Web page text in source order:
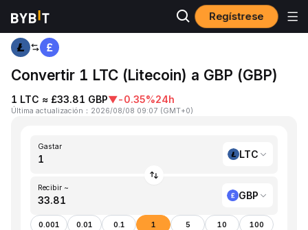
Regístrese
Inicio LTC to GBP
Convertir 1 LTC (Litecoin) a GBP (GBP)
1 LTC ≈ £33.81 GBP▼-0.35%24h
Última actualización ： 2026/08/08 09:07 (GMT+0)
Gastar
LTC
Recibir ~
GBP
0.001 0.01 0.1 1 5 10 100